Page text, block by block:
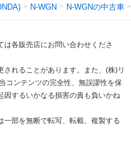
N-WGN N-WGNの中古車
各販売店にお問い合わせくださ
れることがあります。また、(株)リ
コンテンツの完全性、無誤謬性を保
するいかなる損害の責も負いかね
部を無断で転写、転載、複製する